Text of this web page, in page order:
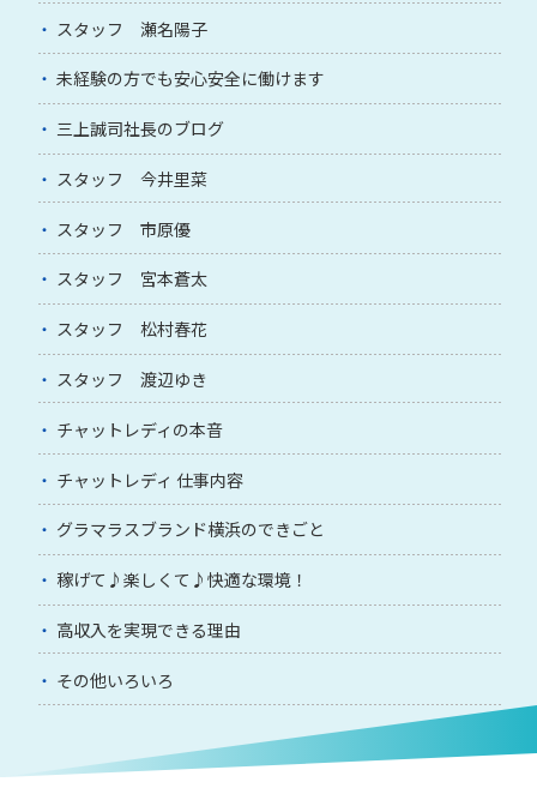
スタッフ 瀬名陽子
未経験の方でも安心安全に働けます
三上誠司社長のブログ
スタッフ 今井里菜
スタッフ 市原優
スタッフ 宮本蒼太
スタッフ 松村春花
スタッフ 渡辺ゆき
チャットレディの本音
チャットレディ 仕事内容
グラマラスブランド横浜のできごと
稼げて♪楽しくて♪快適な環境！
高収入を実現できる理由
その他いろいろ